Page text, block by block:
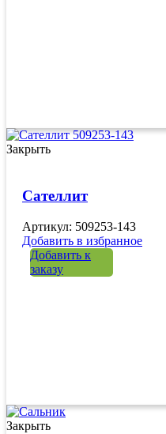
Закрыть
Сателлит
Артикул: 509253-143
Добавить в избранное
Добавить к
заказу
Закрыть